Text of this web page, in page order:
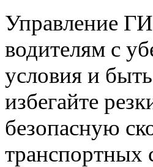
Управление
водителям с
условия и
избегайте
безопасную
транспортных